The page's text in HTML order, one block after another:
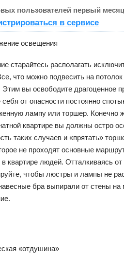
пользователей первый
в сервисе
освещения
старайтесь располагать
что можно подвесить на
Этим вы освободите драгоценное
себя от опасности постоянно
лампу или торшер. Конечно
квартире вы должны остро
таких случаев и «прятать»
не проходят основные
квартире людей. Отталкиваясь
чтобы люстры и лампы не
бра выпирали от стены
«отдушина»